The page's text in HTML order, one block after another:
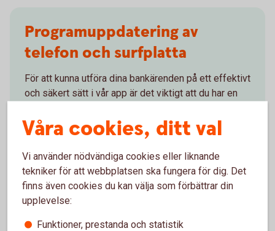
Programuppdatering av
telefon och surfplatta
För att kunna utföra dina bankärenden på ett effektivt
och säkert sätt i vår app är det viktigt att du har en
mobil eller surfplatta.
Uppdatera operativsystem på mobila
enheter
Våra cookies, ditt val
Vi använder nödvändiga cookies eller liknande
tekniker för att webbplatsen ska fungera för dig. Det
finns även cookies du kan välja som förbättrar din
upplevelse:
Funktioner, prestanda och statistik